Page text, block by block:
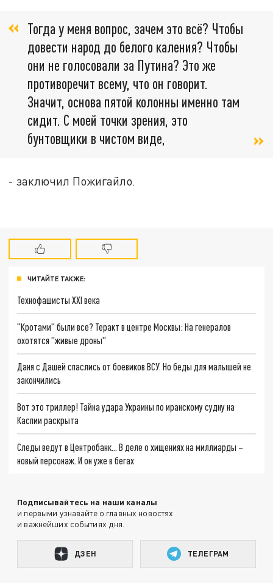
Тогда у меня вопрос, зачем это всё? Чтобы
довести народ до белого каления? Чтобы
они не голосовали за Путина? Это же
противоречит всему, что он говорит.
Значит, основа пятой колонны именно там
сидит. С моей точки зрения, это
бунтовщики в чистом виде,
- заключил Пожигайло.
ЧИТАЙТЕ ТАКЖЕ:
Технофашисты XXI века
"Кротами" были все? Теракт в центре Москвы: На генералов
охотятся "живые дроны"
Даня с Дашей спаслись от боевиков ВСУ. Но беды для малышей не
закончились
Вот это триллер! Тайна удара Украины по иранскому судну на
Каспии раскрыта
Следы ведут в Центробанк… В деле о хищениях на миллиарды –
новый персонаж. И он уже в бегах
Подписывайтесь на наши каналы
и первыми узнавайте о главных новостях
и важнейших событиях дня.
ДЗЕН ТЕЛЕГРАМ